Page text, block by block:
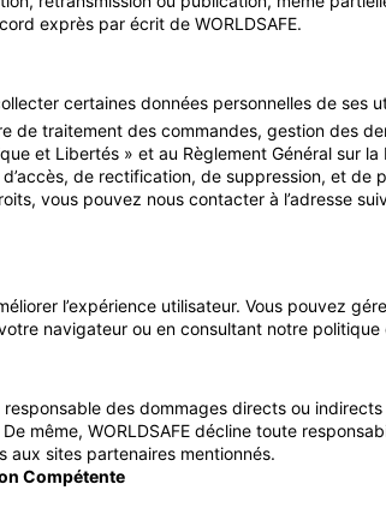
exprès par écrit de WORLDSAFE.
certaines données personnelles de ses
de traitement des commandes, gestion des
et Libertés » et au Règlement Général sur
d’accès, de rectification, de suppression, et de
vous pouvez nous contacter à l’adresse
l’expérience utilisateur. Vous pouvez
navigateur ou en consultant notre politique
responsable des dommages directs ou
De même, WORLDSAFE décline toute
aux sites partenaires mentionnés.
Compétente